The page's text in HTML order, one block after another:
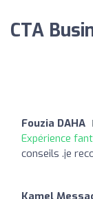
CTA
Fouzia DAHA
Expérience
conseils .je
Kamel